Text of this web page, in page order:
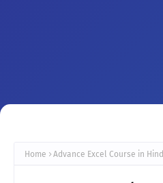
Home Advance Excel Course in